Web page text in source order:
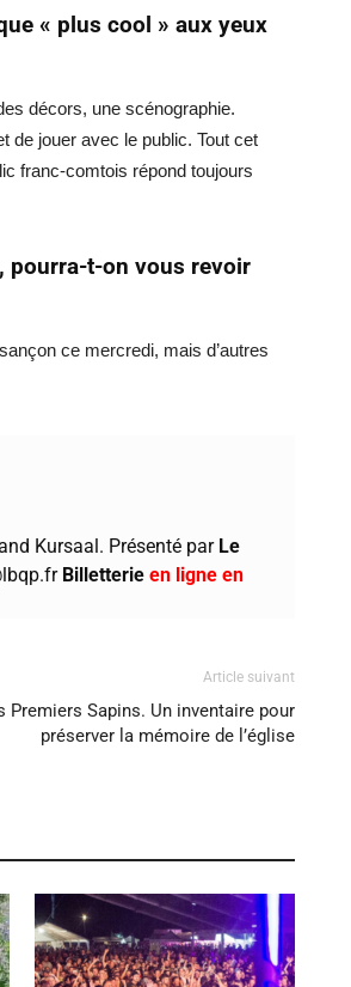
« plus cool » aux yeux
décors, une scénographie.
de jouer avec le public. Tout cet
franc-comtois répond toujours
pourra-t-on vous revoir
ce mercredi, mais d’autres
Kursaal. Présenté par Le
Billetterie en ligne en
Article suivant
Premiers Sapins. Un inventaire pour
préserver la mémoire de l’église